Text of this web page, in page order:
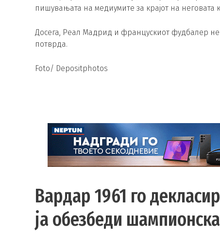
пишувањата на медиумите за крајот на неговата
Досега, Реал Мадрид и францускиот фудбалер не
потврда.
Foto/ Depositphotos
Вардар 1961 го
ја обезбеди